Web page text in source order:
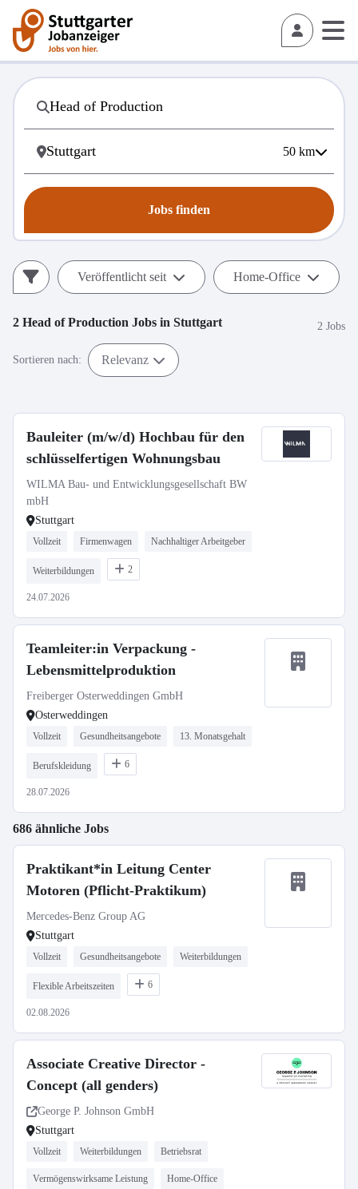
50 km
Jobs finden
Veröffentlicht seit Home-Office
2 Head of Production Jobs in Stuttgart 2 Jobs
Sortieren nach: Relevanz
Bauleiter (m/w/d) Hochbau für den
schlüsselfertigen Wohnungsbau
WILMA Bau- und Entwicklungsgesellschaft BW
mbH
Stuttgart
Vollzeit Firmenwagen Nachhaltiger Arbeitgeber
Weiterbildungen 2
24.07.2026
Teamleiter:in Verpackung -
Lebensmittelproduktion
Freiberger Osterweddingen GmbH
Osterweddingen
Vollzeit Gesundheitsangebote 13. Monatsgehalt
Berufskleidung 6
28.07.2026
686 ähnliche Jobs
Praktikant*in Leitung Center
Motoren (Pflicht-Praktikum)
Mercedes-Benz Group AG
Stuttgart
Vollzeit Gesundheitsangebote Weiterbildungen
Flexible Arbeitszeiten 6
02.08.2026
Associate Creative Director -
Concept (all genders)
George P. Johnson GmbH
Stuttgart
Vollzeit Weiterbildungen Betriebsrat
Vermögenswirksame Leistung Home-Office